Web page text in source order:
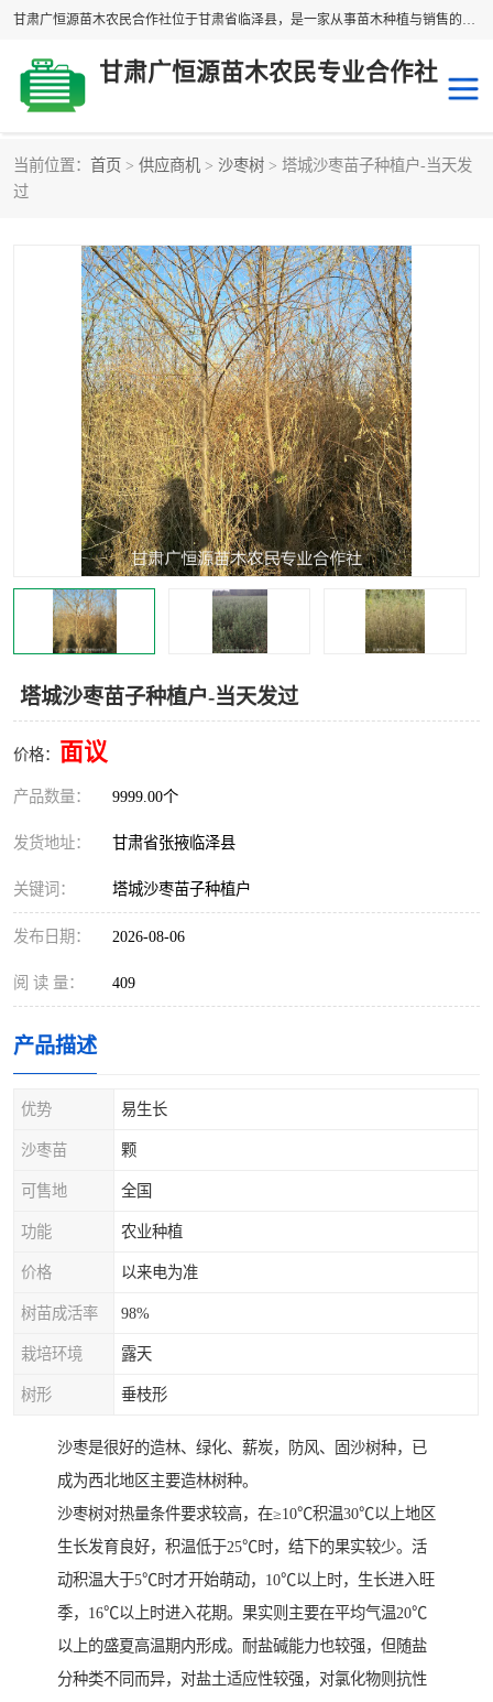
甘肃广恒源苗木农民合作社位于甘肃省临泽县，是一家从事苗木种植与销售的农民合作组织，合作社拥有苗木基地1500多亩，种植苗木品种40多个，年产各类苗木2000多万株。主营：白刺苗、红柳苗、梭梭苗等，我们以“种植一流的苗子，诚信经营”的经营理念，竭诚为每一位客户做优质的服务，欢迎来电咨询！
甘肃广恒源苗木农民专业合作社
当前位置： 首页 > 供应商机 > 沙枣树 > 塔城沙枣苗子种植户-当天发
过
塔城沙枣苗子种植户-当天发过
价格： 面议
产品数量： 9999.00个
发货地址： 甘肃省张掖临泽县
关键词： 塔城沙枣苗子种植户
发布日期： 2026-08-06
阅 读 量： 409
产品描述
优势 易生长
沙枣苗 颗
可售地 全国
功能 农业种植
价格 以来电为准
树苗成活率 98%
栽培环境 露天
树形 垂枝形
沙枣是很好的造林、绿化、薪炭，防风、固沙树种，已
成为西北地区主要造林树种。
沙枣树对热量条件要求较高，在≥10℃积温30℃以上地区
生长发育良好，积温低于25℃时，结下的果实较少。活
动积温大于5℃时才开始萌动，10℃以上时，生长进入旺
季，16℃以上时进入花期。果实则主要在平均气温20℃
以上的盛夏高温期内形成。耐盐碱能力也较强，但随盐
分种类不同而异，对盐土适应性较强，对氯化物则抗性
圆冠榆 柠条
白刺苗
沙枣树 红柳苗
沙棘苗 柽柳苗
砂生槐 四翅滨藜